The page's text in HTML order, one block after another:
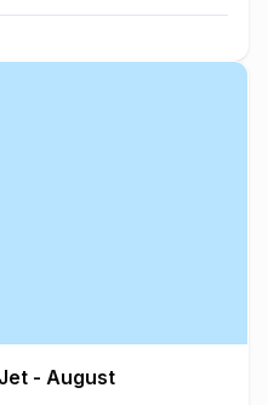
- August